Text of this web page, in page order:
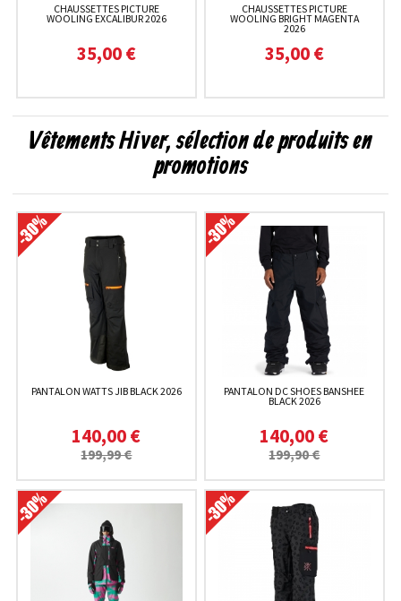
CHAUSSETTES PICTURE
WOOLING EXCALIBUR 2026
35,00 €
CHAUSSETTES PICTURE
WOOLING BRIGHT MAGENTA
2026
35,00 €
Vêtements Hiver, sélection de produits en
promotions
PANTALON WATTS JIB BLACK 2026
140,00 €
199,99 €
PANTALON DC SHOES BANSHEE
BLACK 2026
140,00 €
199,90 €